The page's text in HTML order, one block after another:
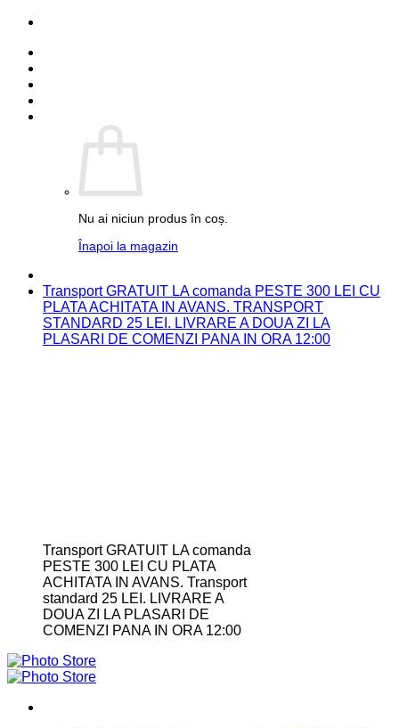
Skip
content
Nu ai niciun produs în coș.
Înapoi la magazin
Transport GRATUIT LA comanda PESTE 300 LEI CU
PLATA ACHITATA IN AVANS. TRANSPORT
STANDARD 25 LEI. LIVRARE A DOUA ZI LA
PLASARI DE COMENZI PANA IN ORA 12:00
Transport GRATUIT LA comanda
PESTE 300 LEI CU PLATA
ACHITATA IN AVANS. Transport
standard 25 LEI. LIVRARE A
DOUA ZI LA PLASARI DE
COMENZI PANA IN ORA 12:00